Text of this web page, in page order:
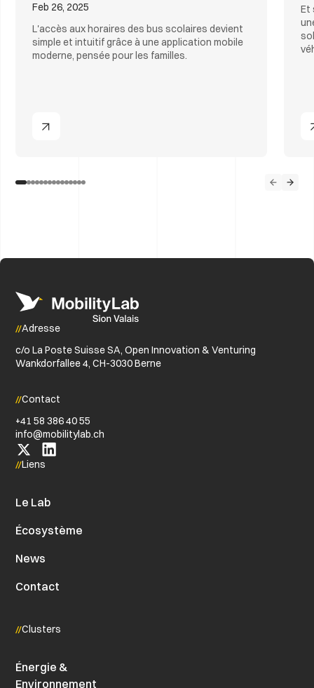
Feb 26, 2025
L'accès aux horaires des bus scolaires devient
simple et intuitif grâce à une application mobile
moderne, pensée pour les familles.
Et
Adresse
c/o La Poste Suisse SA, Open Innovation & Venturing
Wankdorfallee 4, CH-3030 Berne
Contact
+41 58 386 40 55
info@​mobilitylab.​ch
Liens
Le Lab
Écosystème
News
Contact
Clusters
Énergie &
Environnement